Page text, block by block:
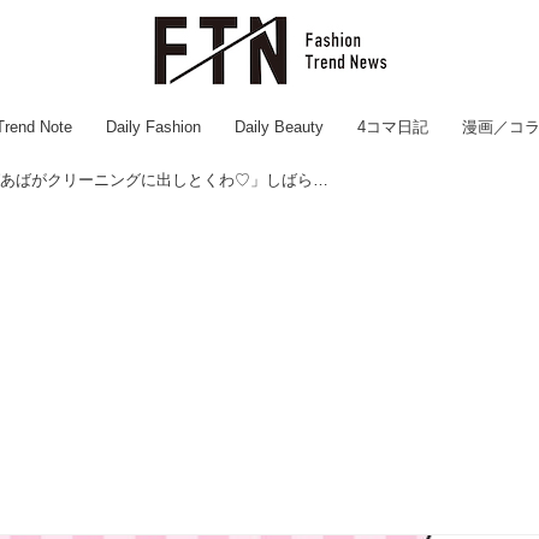
Note Daily Fashion Daily Beauty 4コマ日記 漫画／コ